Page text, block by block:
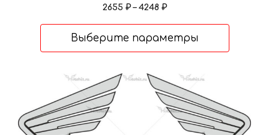
2655 ₽ – 4248 ₽Диапазон
–
Выберите параметры
имеет
несколько